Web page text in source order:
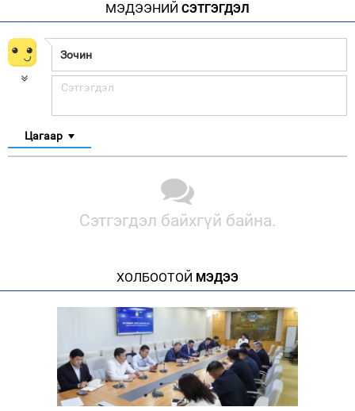
МЭДЭЭНИЙ СЭТГЭГДЭЛ
Цагаар
Сэтгэгдэл байхгүй байна.
ХОЛБООТОЙ МЭДЭЭ